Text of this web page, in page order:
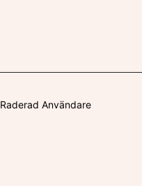
Raderad Användare